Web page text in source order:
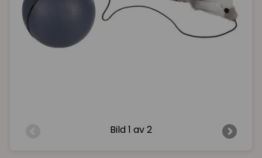
Bild 1 av 2